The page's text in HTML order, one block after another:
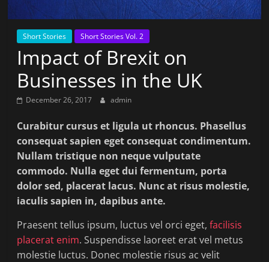
Short Stories Short Stories Vol. 2
Impact of Brexit on
Businesses in the UK
December 26, 2017 admin
Curabitur cursus et ligula ut rhoncus. Phasellus
consequat sapien eget consequat condimentum.
Nullam tristique non neque vulputate
commodo. Nulla eget dui fermentum, porta
dolor sed, placerat lacus. Nunc at risus molestie,
iaculis sapien in, dapibus ante.
Praesent tellus ipsum, luctus vel orci eget, facilisis
placerat enim. Suspendisse laoreet erat vel metus
molestie luctus. Donec molestie risus ac velit